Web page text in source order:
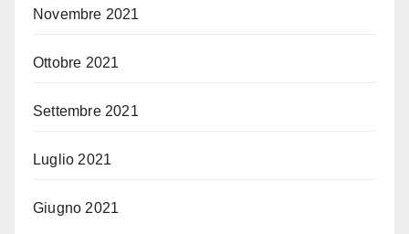
Novembre 2021
Ottobre 2021
Settembre 2021
Luglio 2021
Giugno 2021